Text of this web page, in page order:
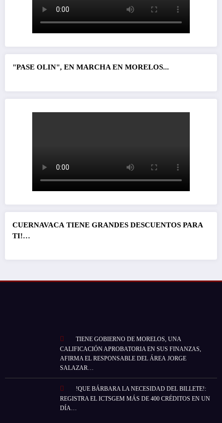
"PASE OLIN", EN MARCHA EN MORELOS...
CUERNAVACA TIENE GRANDES DESCUENTOS PARA
TI!…
TIENE GOBIERNO DE MORELOS, UNA
CALIFICACIÓN APROBATORIA EN SUS FINANZAS,
AFIRMA EL RESPONSABLE DEL ÁREA JORGE
SALAZAR…
!QUE BÁRBARA LA NECESIDAD DEL BILLETE!:
REGISTRA EL ICTSGEM MÁS DE 400 CRÉDITOS EN UN
DÍA…